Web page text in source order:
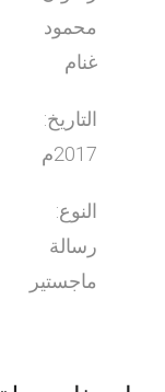
محمود
غنام
التاريخ:
2017م
النوع:
رسالة
ماجستير